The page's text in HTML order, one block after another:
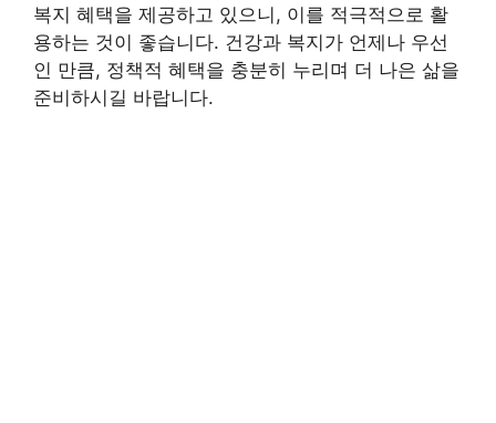
복지 혜택을 제공하고 있으니, 이를 적극적으로 활
용하는 것이 좋습니다. 건강과 복지가 언제나 우선
인 만큼, 정책적 혜택을 충분히 누리며 더 나은 삶을
준비하시길 바랍니다.